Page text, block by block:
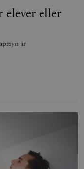
elever eller
är